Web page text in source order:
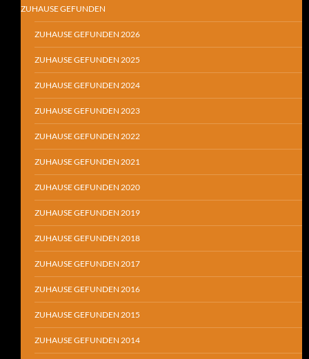
ZUHAUSE GEFUNDEN
ZUHAUSE GEFUNDEN 2026
ZUHAUSE GEFUNDEN 2025
ZUHAUSE GEFUNDEN 2024
ZUHAUSE GEFUNDEN 2023
ZUHAUSE GEFUNDEN 2022
ZUHAUSE GEFUNDEN 2021
ZUHAUSE GEFUNDEN 2020
ZUHAUSE GEFUNDEN 2019
ZUHAUSE GEFUNDEN 2018
ZUHAUSE GEFUNDEN 2017
ZUHAUSE GEFUNDEN 2016
ZUHAUSE GEFUNDEN 2015
ZUHAUSE GEFUNDEN 2014